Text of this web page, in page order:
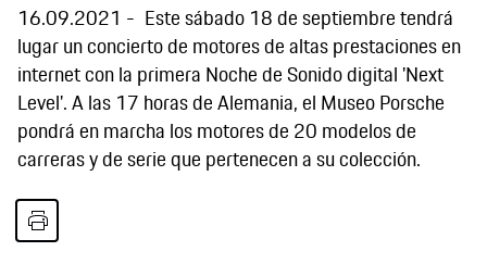
16.09.2021
Este sábado 18 de septiembre tendrá
lugar un concierto de motores de altas prestaciones en
internet con la primera Noche de Sonido digital 'Next
Level'. A las 17 horas de Alemania, el Museo Porsche
pondrá en marcha los motores de 20 modelos de
carreras y de serie que pertenecen a su colección.